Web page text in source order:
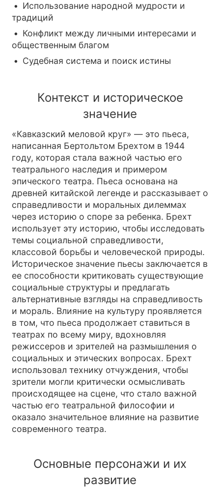
Использование народной мудрости и
традиций
Конфликт между личными интересами и
общественным благом
Судебная система и поиск истины
Контекст и историческое
значение
«Кавказский меловой круг» — это пьеса,
написанная Бертольтом Брехтом в 1944
году, которая стала важной частью его
театрального наследия и примером
эпического театра. Пьеса основана на
древней китайской легенде и рассказывает о
справедливости и моральных дилеммах
через историю о споре за ребенка. Брехт
использует эту историю, чтобы исследовать
темы социальной справедливости,
классовой борьбы и человеческой природы.
Историческое значение пьесы заключается в
ее способности критиковать существующие
социальные структуры и предлагать
альтернативные взгляды на справедливость
и мораль. Влияние на культуру проявляется
в том, что пьеса продолжает ставиться в
театрах по всему миру, вдохновляя
режиссеров и зрителей на размышления о
социальных и этических вопросах. Брехт
использовал технику отчуждения, чтобы
зрители могли критически осмысливать
происходящее на сцене, что стало важной
частью его театральной философии и
оказало значительное влияние на развитие
современного театра.
Основные персонажи и их
развитие